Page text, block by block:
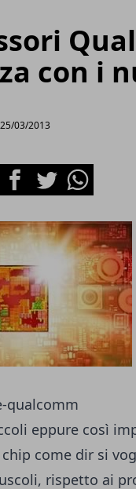
con i
25/03/2013
FacebookTwitterWhatsapp
eppure così
come dir si
rispetto ai